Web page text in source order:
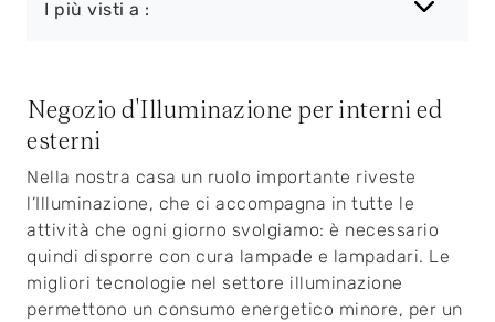
I più visti a :
Negozio d'Illuminazione per interni ed
esterni
Nella nostra casa un ruolo importante riveste
l’Illuminazione, che ci accompagna in tutte le
attività che ogni giorno svolgiamo: è necessario
quindi disporre con cura lampade e lampadari. Le
migliori tecnologie nel settore illuminazione
permettono un consumo energetico minore, per un